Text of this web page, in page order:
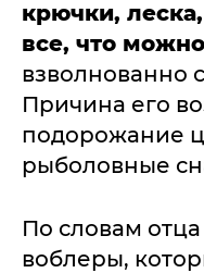
крючки,
все, что
взволнованно
Причина его
подорожание
рыболовные
По словам отца
воблеры,